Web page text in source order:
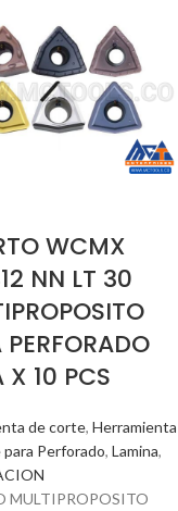
WCMX
NN LT 30
PERFORADO
X 10 PCS
de corte, Herramienta
Perforado, Lamina,
MULTIPROPOSITO